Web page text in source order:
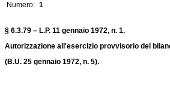
Numero: 1
§ 6.3.79 – L.P. 11 gennaio 1972, n. 1.
Autorizzazione all'esercizio provvisorio del
(B.U. 25 gennaio 1972, n. 5).